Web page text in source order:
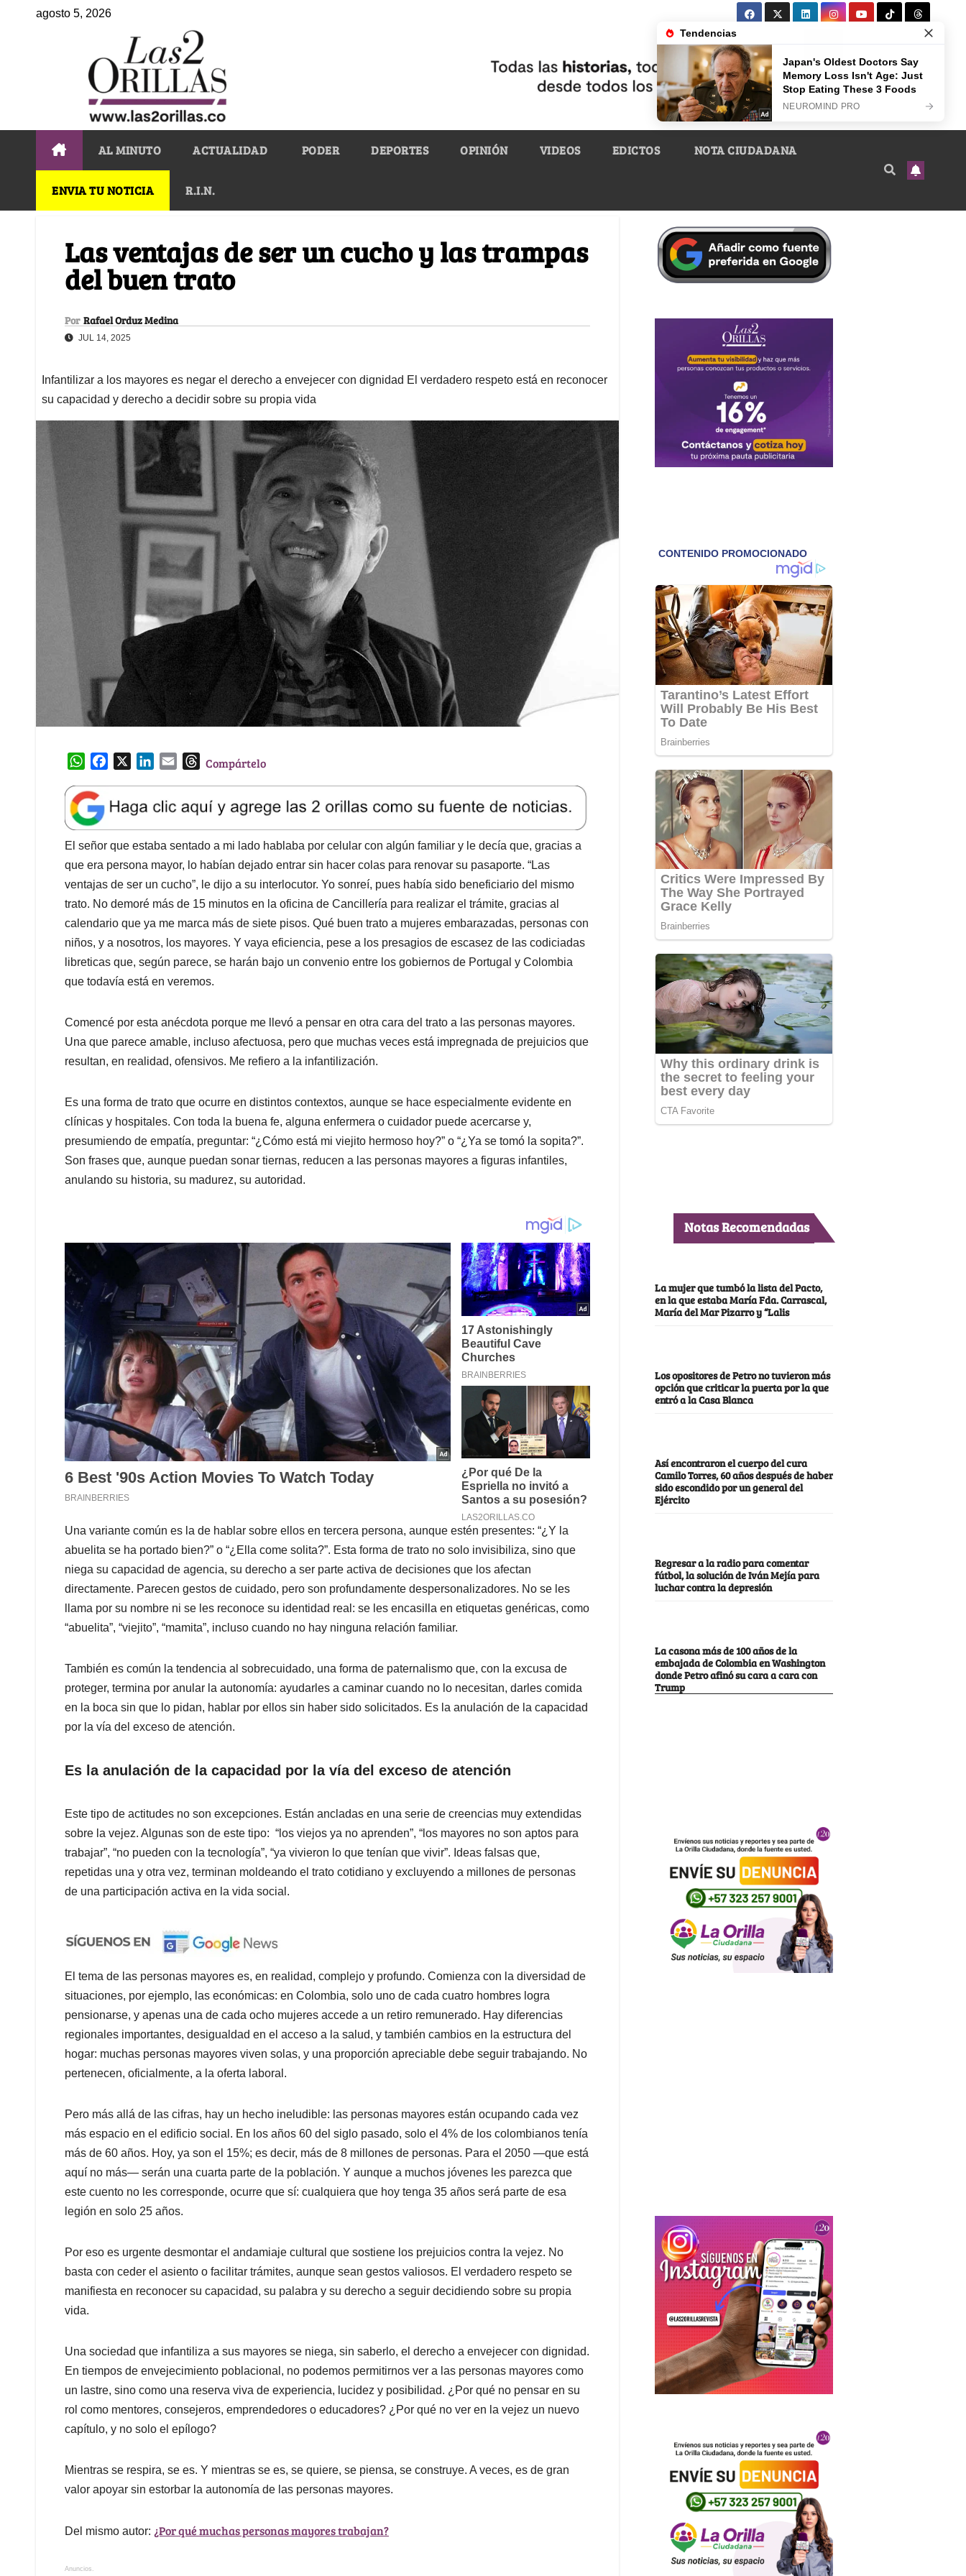
agosto 5, 2026
AL MINUTO ACTUALIDAD PODER DEPORTES OPINIÓN VIDEOS EDICTOS NOTA CIUDADANA
ENVIA TU NOTICIA R.I.N.
Las ventajas de ser un cucho y las trampas
del buen trato
Por Rafael Orduz Medina
JUL 14, 2025
Infantilizar a los mayores es negar el derecho a envejecer con dignidad El verdadero respeto está en reconocer
su capacidad y derecho a decidir sobre su propia vida
W
a
t
s
A
p
p
e
b
o
o
k
k
e
d
I
n
l
T
e
a
d
s
Compártelo
El señor que estaba sentado a mi lado hablaba por celular con algún familiar y le decía que, gracias a
que era persona mayor, lo habían dejado entrar sin hacer colas para renovar su pasaporte. “Las
ventajas de ser un cucho”, le dijo a su interlocutor. Yo sonreí, pues había sido beneficiario del mismo
trato. No demoré más de 15 minutos en la oficina de Cancillería para realizar el trámite, gracias al
calendario que ya me marca más de siete pisos. Qué buen trato a mujeres embarazadas, personas con
niños, y a nosotros, los mayores. Y vaya eficiencia, pese a los presagios de escasez de las codiciadas
libreticas que, según parece, se harán bajo un convenio entre los gobiernos de Portugal y Colombia
que todavía está en veremos.
Comencé por esta anécdota porque me llevó a pensar en otra cara del trato a las personas mayores.
Una que parece amable, incluso afectuosa, pero que muchas veces está impregnada de prejuicios que
resultan, en realidad, ofensivos. Me refiero a la infantilización.
Es una forma de trato que ocurre en distintos contextos, aunque se hace especialmente evidente en
clínicas y hospitales. Con toda la buena fe, alguna enfermera o cuidador puede acercarse y,
presumiendo de empatía, preguntar: “¿Cómo está mi viejito hermoso hoy?” o “¿Ya se tomó la sopita?”.
Son frases que, aunque puedan sonar tiernas, reducen a las personas mayores a figuras infantiles,
anulando su historia, su madurez, su autoridad.
Una variante común es la de hablar sobre ellos en tercera persona, aunque estén presentes: “¿Y la
abuelita se ha portado bien?” o “¿Ella come solita?”. Esta forma de trato no solo invisibiliza, sino que
niega su capacidad de agencia, su derecho a ser parte activa de decisiones que los afectan
directamente. Parecen gestos de cuidado, pero son profundamente despersonalizadores. No se les
llama por su nombre ni se les reconoce su identidad real: se les encasilla en etiquetas genéricas, como
“abuelita”, “viejito”, “mamita”, incluso cuando no hay ninguna relación familiar.
También es común la tendencia al sobrecuidado, una forma de paternalismo que, con la excusa de
proteger, termina por anular la autonomía: ayudarles a caminar cuando no lo necesitan, darles comida
en la boca sin que lo pidan, hablar por ellos sin haber sido solicitados. Es la anulación de la capacidad
por la vía del exceso de atención.
Es la anulación de la capacidad por la vía del exceso de atención
Este tipo de actitudes no son excepciones. Están ancladas en una serie de creencias muy extendidas
sobre la vejez. Algunas son de este tipo: “los viejos ya no aprenden”, “los mayores no son aptos para
trabajar”, “no pueden con la tecnología”, “ya vivieron lo que tenían que vivir”. Ideas falsas que,
repetidas una y otra vez, terminan moldeando el trato cotidiano y excluyendo a millones de personas
de una participación activa en la vida social.
El tema de las personas mayores es, en realidad, complejo y profundo. Comienza con la diversidad de
situaciones, por ejemplo, las económicas: en Colombia, solo uno de cada cuatro hombres logra
pensionarse, y apenas una de cada ocho mujeres accede a un retiro remunerado. Hay diferencias
regionales importantes, desigualdad en el acceso a la salud, y también cambios en la estructura del
hogar: muchas personas mayores viven solas, y una proporción apreciable debe seguir trabajando. No
pertenecen, oficialmente, a la oferta laboral.
Pero más allá de las cifras, hay un hecho ineludible: las personas mayores están ocupando cada vez
más espacio en el edificio social. En los años 60 del siglo pasado, solo el 4% de los colombianos tenía
más de 60 años. Hoy, ya son el 15%; es decir, más de 8 millones de personas. Para el 2050 —que está
aquí no más— serán una cuarta parte de la población. Y aunque a muchos jóvenes les parezca que
este cuento no les corresponde, ocurre que sí: cualquiera que hoy tenga 35 años será parte de esa
legión en solo 25 años.
Por eso es urgente desmontar el andamiaje cultural que sostiene los prejuicios contra la vejez. No
basta con ceder el asiento o facilitar trámites, aunque sean gestos valiosos. El verdadero respeto se
manifiesta en reconocer su capacidad, su palabra y su derecho a seguir decidiendo sobre su propia
vida.
Una sociedad que infantiliza a sus mayores se niega, sin saberlo, el derecho a envejecer con dignidad.
En tiempos de envejecimiento poblacional, no podemos permitirnos ver a las personas mayores como
un lastre, sino como una reserva viva de experiencia, lucidez y posibilidad. ¿Por qué no pensar en su
rol como mentores, consejeros, emprendedores o educadores? ¿Por qué no ver en la vejez un nuevo
capítulo, y no solo el epílogo?
Mientras se respira, se es. Y mientras se es, se quiere, se piensa, se construye. A veces, es de gran
valor apoyar sin estorbar la autonomía de las personas mayores.
Del mismo autor: ¿Por qué muchas personas mayores trabajan?
Anuncios.
Notas Recomendadas
La mujer que tumbó la lista del Pacto,
en la que estaba María Fda. Carrascal,
María del Mar Pizarro y “Lalis
Los opositores de Petro no tuvieron más
opción que criticar la puerta por la que
entró a la Casa Blanca
Así encontraron el cuerpo del cura
Camilo Torres, 60 años después de haber
sido escondido por un general del
Ejército
Regresar a la radio para comentar
fútbol, la solución de Iván Mejía para
luchar contra la depresión
La casona más de 100 años de la
embajada de Colombia en Washington
donde Petro afinó su cara a cara con
Trump